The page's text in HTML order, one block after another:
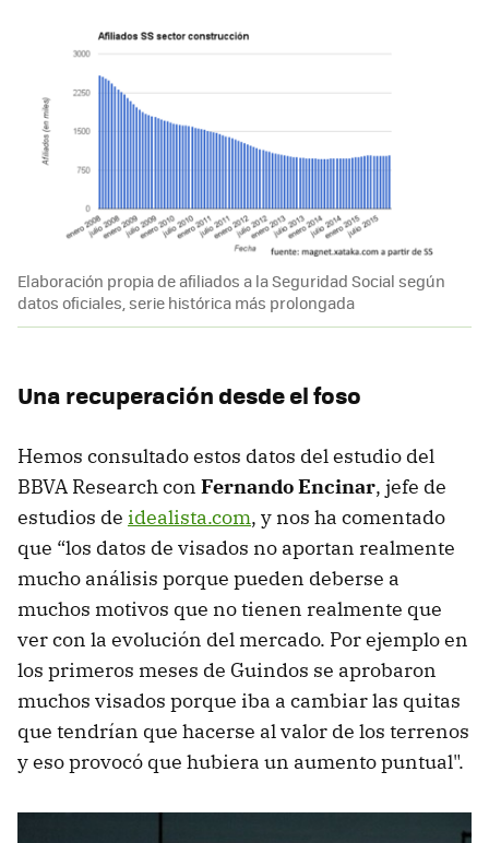
Elaboración propia de afiliados a la Seguridad Social según
datos oficiales, serie histórica más prolongada
Una recuperación desde el foso
Hemos consultado estos datos del estudio del
BBVA Research con Fernando Encinar, jefe de
estudios de idealista.com, y nos ha comentado
que “los datos de visados no aportan realmente
mucho análisis porque pueden deberse a
muchos motivos que no tienen realmente que
ver con la evolución del mercado. Por ejemplo en
los primeros meses de Guindos se aprobaron
muchos visados porque iba a cambiar las quitas
que tendrían que hacerse al valor de los terrenos
y eso provocó que hubiera un aumento puntual".